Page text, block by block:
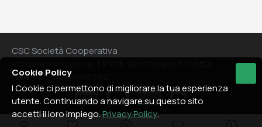
CSC Società Cooperativa
P.IVA - C.F.: 00179800362
Cookie Policy
I Cookie ci permettono di migliorare la tua esperienza
utente. Continuando a navigare su questo sito
accetti il loro impiego.Privacy Policy.